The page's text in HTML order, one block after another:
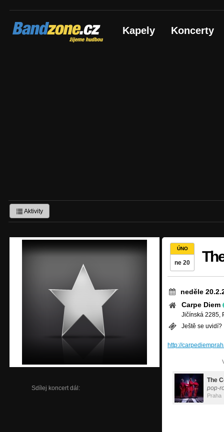
Bandzone.cz
žijeme hudbou Kapely Koncerty
Aktivity
Sdílej koncert dál:
ÚNO
ne 20
neděle
Carpe Diem
Jičínská 2285,
Ještě se uvidí?
http://
The
pop-
Praha